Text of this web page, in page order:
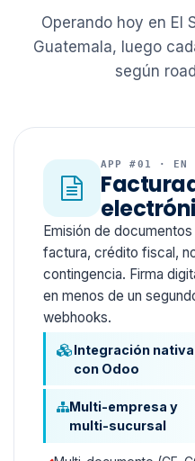
Operando hoy en El
Guatemala, luego
según
APP #01 · EN
Emisión de
factura, crédito fiscal,
contingencia. Firma
en menos de un
webhooks.
Integración nativa
con Odoo
Multi-empresa y
multi-sucursal